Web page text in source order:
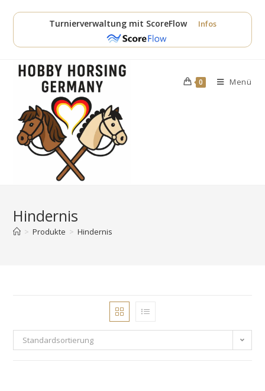
Inhalt
Turnierverwaltung mit ScoreFlow Infos
0 Menü
Hindernis
> Produkte > Hindernis
Standardsortierung